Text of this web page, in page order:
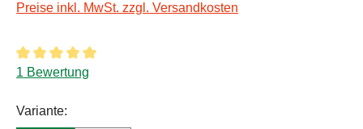
Preise inkl. MwSt. zzgl. Versandkosten
Durchschnittliche Bewertung von 5 von 5 Sternen
1 Bewertung
Varianteauswählen
: